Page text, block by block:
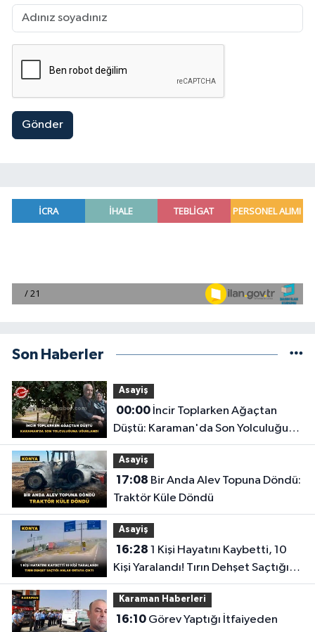
Gönder
Son Haberler
Asayiş
00:00İncir Toplarken Ağaçtan
Düştü: Karaman'da Son Yolculuğuna
Uğurlandı
Asayiş
17:08
Traktör Küle Döndü
Asayiş
16:28
Kişi Yaralandı! Tırın Dehşet Saçtığı
Anlar Ortaya Çıktı
Karaman Haberleri
16:10Görev Yaptığı İtfaiyeden